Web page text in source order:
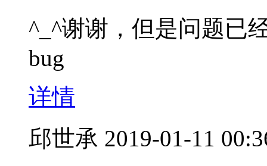
^_^谢谢，但是问题已
bug
详情
邱世承 2019-01-11